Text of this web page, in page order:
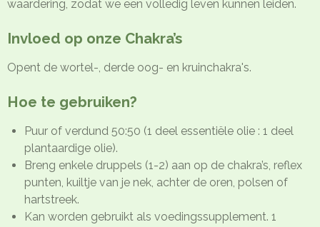
waardering, zodat we een volledig leven kunnen leiden.
Invloed op onze Chakra’s
Opent de wortel-, derde oog- en kruinchakra's.
Hoe te gebruiken?
Puur of verdund 50:50 (1 deel essentiële olie : 1 deel
plantaardige olie).
Breng enkele druppels (1-2) aan op de chakra’s, reflex
punten, kuiltje van je nek, achter de oren, polsen of
hartstreek.
Kan worden gebruikt als voedingssupplement. 1